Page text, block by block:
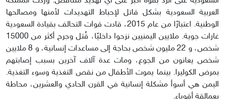
العربية السعودية بشكل قاتل لإحباط التهديدات لأمنها ومصالحها
الوطنية. اعتبارًا من عام 2015، قادت قوات التحالف بقيادة السعودية
غارات جوية. ملايين اليمنيين نزحوا داخليًا، قُتل وجرح أكثر من 15000
شخص، و 22 مليون شخص بحاجة إلى مساعدات إنسانية، و 8 ملايين
شخص يعانون من الجوع، ومات عدة آلاف آخرين بسبب إصابتهم
بمرض الكوليرا. بينما يموت الأطفال من نقص التغذية وسوء التغذية.
اليمن هي أسوأ مشكلة إنسانية في القرن الحادي والعشرين، محاطة
بعمالقة أقوياء.